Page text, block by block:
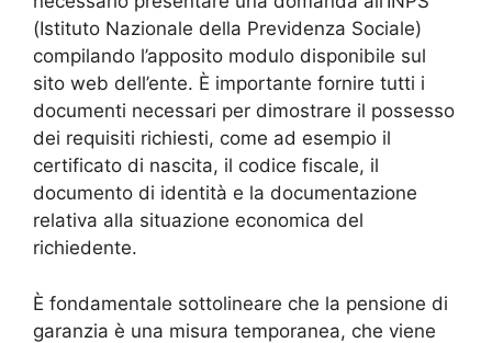
(Istituto Nazionale della Previdenza Sociale)
compilando l’apposito modulo disponibile sul
sito web dell’ente. È importante fornire tutti i
documenti necessari per dimostrare il possesso
dei requisiti richiesti, come ad esempio il
certificato di nascita, il codice fiscale, il
documento di identità e la documentazione
relativa alla situazione economica del
richiedente.
È fondamentale sottolineare che la pensione di
garanzia è una misura temporanea, che viene